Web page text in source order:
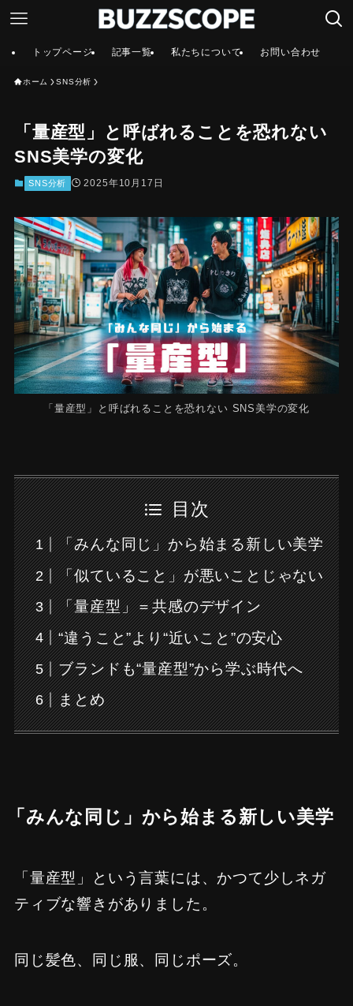
トップページ 記事一覧 私たちについて お問い合わせ
ホーム SNS分析
「量産型」と呼ばれることを恐れない
SNS美学の変化
SNS分析 2025年10月17日
「量産型」と呼ばれることを恐れない SNS美学の変化
目次
「みんな同じ」から始まる新しい美学
「似ていること」が悪いことじゃない
「量産型」＝共感のデザイン
“違うこと”より“近いこと”の安心
ブランドも“量産型”から学ぶ時代へ
まとめ
「みんな同じ」から始まる新しい美学
「量産型」という言葉には、かつて少しネガ
ティブな響きがありました。
同じ髪色、同じ服、同じポーズ。